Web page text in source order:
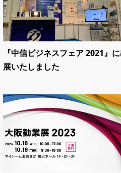
『中信ビジネスフェア 2021』
展いたしました